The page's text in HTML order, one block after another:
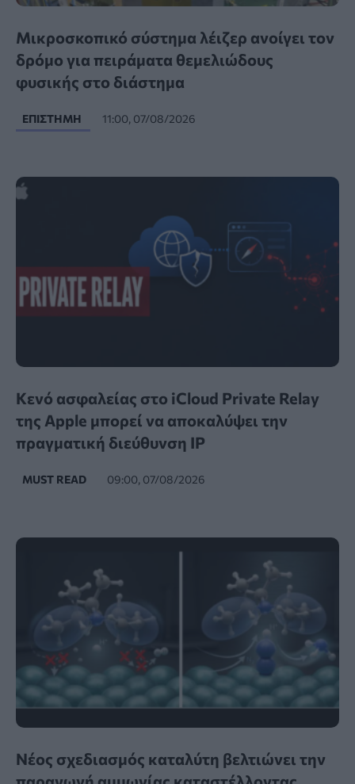
Μικροσκοπικό σύστημα λέιζερ ανοίγει τον
δρόμο για πειράματα θεμελιώδους
φυσικής στο διάστημα
ΕΠΙΣΤΉΜΗ 11:00, 07/08/2026
Κενό ασφαλείας στο iCloud Private Relay
της Apple μπορεί να αποκαλύψει την
πραγματική διεύθυνση IP
MUST READ 09:00, 07/08/2026
Νέος σχεδιασμός καταλύτη βελτιώνει την